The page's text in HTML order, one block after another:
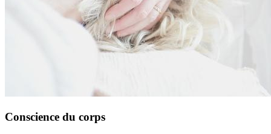
Conscience du corps